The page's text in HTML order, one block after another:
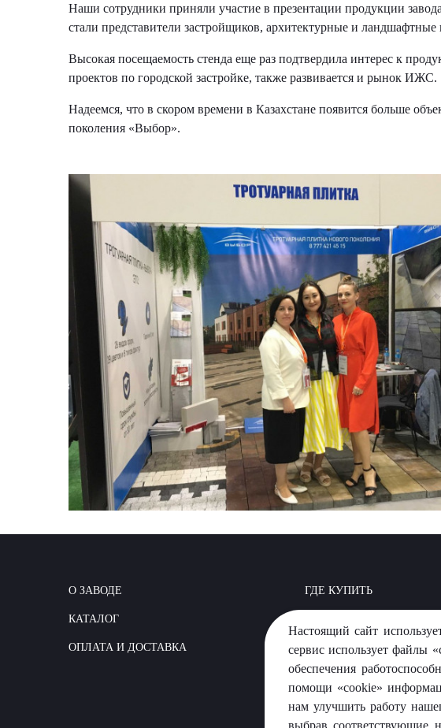
Наши сотрудники приняли участие в презентации продукции
стали представители застройщиков, архитектурные и
Высокая посещаемость стенда еще раз подтвердила интерес к
проектов по городской застройке, также развивается и рынок ИЖС.
Надеемся, что в скором времени в Казахстане появится больше
поколения «Выбор».
О ЗАВОДЕ
КАТАЛОГ
ОПЛАТА И ДОСТАВКА
ГДЕ КУПИТЬ
ВОПРОС-ОТВЕТ
Настоящий сайт
сервис использует файлы
обеспечения
помощи «cookie»
нам улучшить работу
выбрав соответствующие